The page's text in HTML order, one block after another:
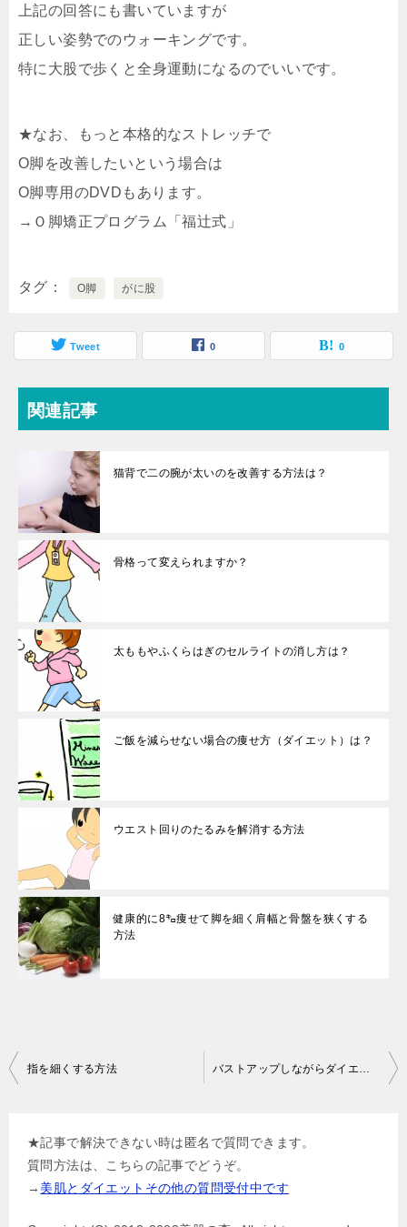
上記の回答にも書いていますが
正しい姿勢でのウォーキングです。
特に大股で歩くと全身運動になるのでいいです。
★なお、もっと本格的なストレッチで
O脚を改善したいという場合は
O脚専用のDVDもあります。
→Ｏ脚矯正プログラム「福辻式」
タグ O脚 がに股
Tweet 0 0
関連記事
猫背で二の腕が太いのを改善する方法は？
骨格って変えられますか？
太ももやふくらはぎのセルライトの消し方は？
ご飯を減らせない場合の痩せ方（ダイエット）は？
ウエスト回りのたるみを解消する方法
健康的に8㌔痩せて脚を細く肩幅と骨盤を狭くする
方法
投
指を細くする方法 バストアップしながらダイエットもする方法
★記事で解決できない時は匿名で質問できます。
質問方法は、こちらの記事でどうぞ。
→ 美肌とダイエットその他の質問受付中です